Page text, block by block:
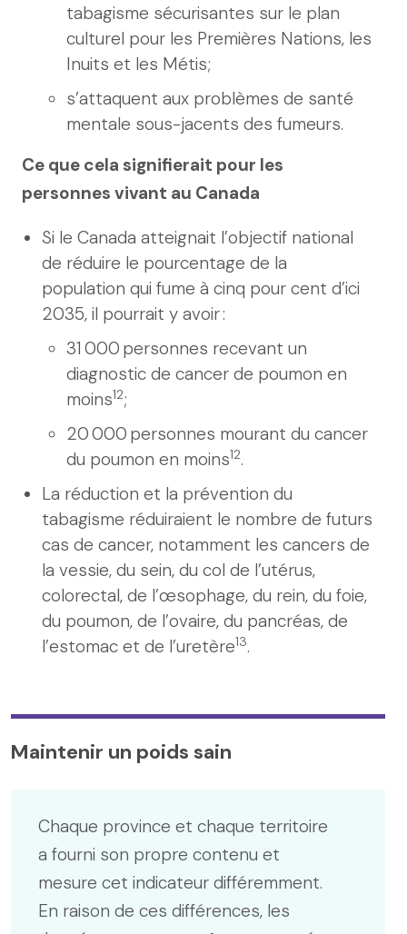
tabagisme sécurisantes sur le plan
culturel pour les Premières Nations, les
Inuits et les Métis;
s’attaquent aux problèmes de santé
mentale sous-jacents des fumeurs.
Ce que cela signifierait pour les
personnes vivant au Canada
Si le Canada atteignait l’objectif national
de réduire le pourcentage de la
population qui fume à cinq pour cent d’ici
2035, il pourrait y avoir :
31 000 personnes recevant un
diagnostic de cancer de poumon en
moins12;
20 000 personnes mourant du cancer
du poumon en moins12.
La réduction et la prévention du
tabagisme réduiraient le nombre de futurs
cas de cancer, notamment les cancers de
la vessie, du sein, du col de l’utérus,
colorectal, de l’œsophage, du rein, du foie,
du poumon, de l’ovaire, du pancréas, de
l’estomac et de l’uretère13.
Maintenir un poids sain
Chaque province et chaque territoire
a fourni son propre contenu et
mesure cet indicateur différemment.
En raison de ces différences, les